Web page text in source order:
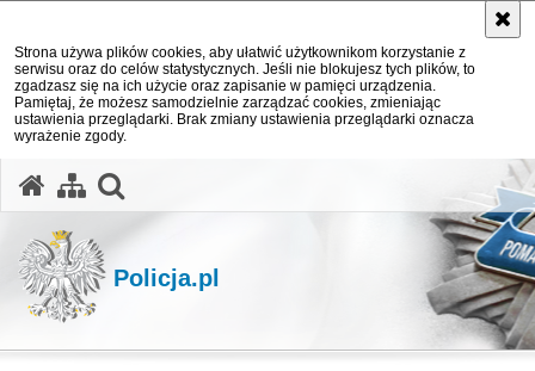
Strona używa plików cookies, aby ułatwić użytkownikom korzystanie z
serwisu oraz do celów statystycznych. Jeśli nie blokujesz tych plików, to
zgadzasz się na ich użycie oraz zapisanie w pamięci urządzenia.
Pamiętaj, że możesz samodzielnie zarządzać cookies, zmieniając
ustawienia przeglądarki. Brak zmiany ustawienia przeglądarki oznacza
wyrażenie zgody.
Policja.pl